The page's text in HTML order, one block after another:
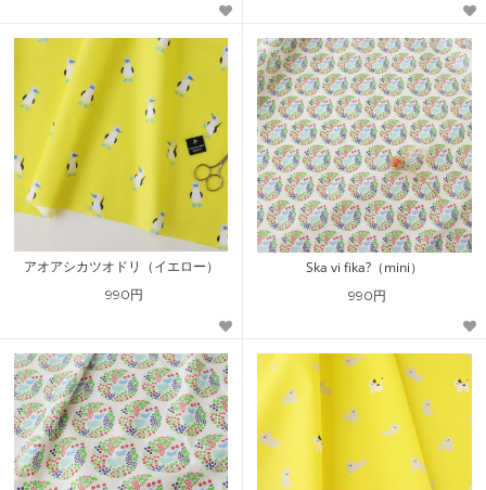
アオアシカツオドリ（イエロー）
990円
Ska vi fika?（mini）
990円